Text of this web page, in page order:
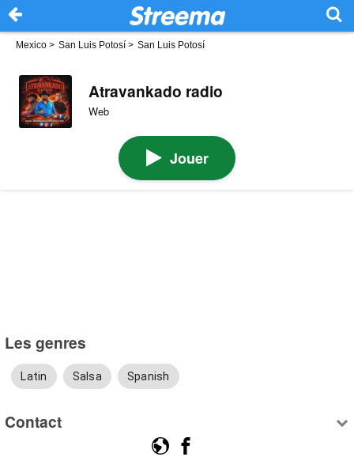
Mexico > San Luis Potosí > San Luis Potosí
Atravankado radio
Web
Jouer
Les genres
Latin Salsa Spanish
Contact